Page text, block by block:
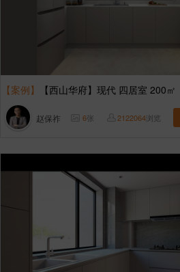
【案例】 【西山华府】现代 四居室 200㎡
赵保祚 6张 2122064浏览